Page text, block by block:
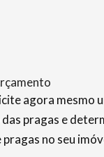
agora mesmo
pragas e
no seu